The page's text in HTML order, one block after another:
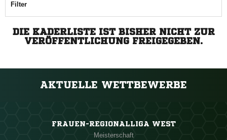
Filter
DIE KADERLISTE IST BISHER NICHT ZUR
VERÖFFENTLICHUNG FREIGEGEBEN.
AKTUELLE WETTBEWERBE
FRAUEN-REGIONALLIGA WEST
Meisterschaft